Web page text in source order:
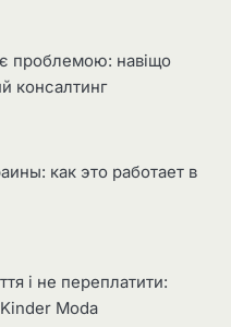
проблемою: навіщо
консалтинг
как это работает в
і не переплатити:
Moda